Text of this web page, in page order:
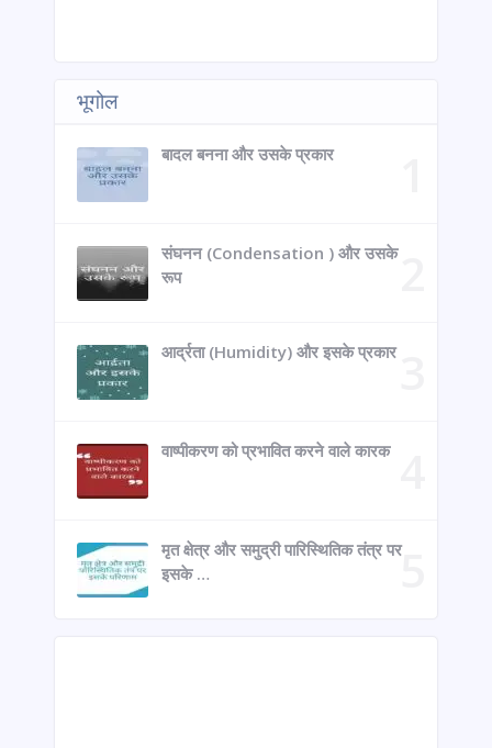
भूगोल
बादल बनना और उसके प्रकार
संघनन (Condensation ) और उसके
रूप
आर्द्रता (Humidity) और इसके प्रकार
वाष्पीकरण को प्रभावित करने वाले कारक
मृत क्षेत्र और समुद्री पारिस्थितिक तंत्र पर
इसके …